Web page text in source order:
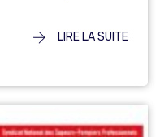
LIRE LA SUITE